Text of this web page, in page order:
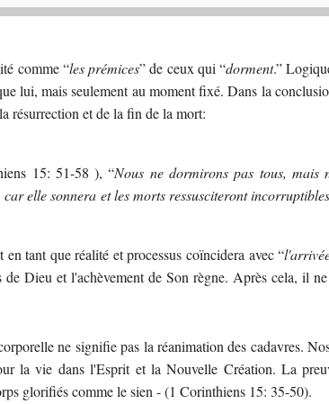
comme “les prémices” de ceux qui “dorment.”
lui, mais seulement au moment fixé. Dans la
résurrection et de la fin de la mort:
15: 51-58 ), “Nous ne dormirons pas tous,
elle sonnera et les morts ressusciteront
tant que réalité et processus coïncidera avec “
de Dieu et l'achèvement de Son règne. Après cela, il
ne signifie pas la réanimation des cadavres.
la vie dans l'Esprit et la Nouvelle Création. La
glorifiés comme le sien - (1 Corinthiens 15: 35-50).